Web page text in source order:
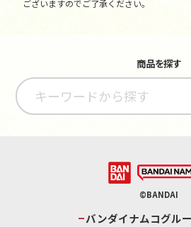
ございますのでご了承ください。
商品を探す
©BANDAI
バンダイナムコグル